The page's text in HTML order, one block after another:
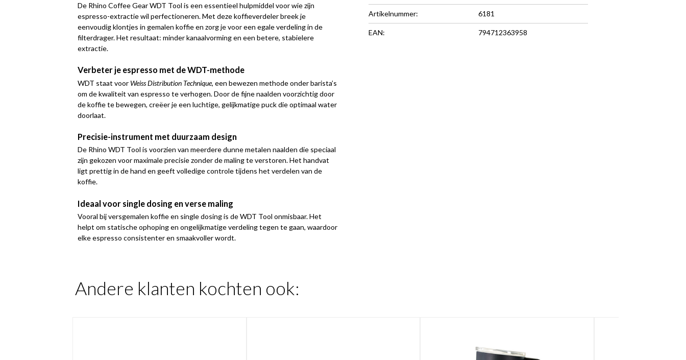
De Rhino Coffee Gear WDT Tool is een essentieel hulpmiddel voor wie zijn
espresso-extractie wil perfectioneren. Met deze koffieverdeler breek je
eenvoudig klontjes in gemalen koffie en zorg je voor een egale verdeling in de
filterdrager. Het resultaat: minder kanaalvorming en een betere, stabielere
extractie.
Verbeter je espresso met de WDT-methode
WDT staat voor Weiss Distribution Technique, een bewezen methode onder barista’s
om de kwaliteit van espresso te verhogen. Door de fijne naalden voorzichtig door
de koffie te bewegen, creëer je een luchtige, gelijkmatige puck die optimaal water
doorlaat.
Precisie-instrument met duurzaam design
De Rhino WDT Tool is voorzien van meerdere dunne metalen naalden die speciaal
zijn gekozen voor maximale precisie zonder de maling te verstoren. Het handvat
ligt prettig in de hand en geeft volledige controle tijdens het verdelen van de
koffie.
Ideaal voor single dosing en verse maling
Vooral bij versgemalen koffie en single dosing is de WDT Tool onmisbaar. Het
helpt om statische ophoping en ongelijkmatige verdeling tegen te gaan, waardoor
elke espresso consistenter en smaakvoller wordt.
Artikelnummer: 6181
EAN: 794712363958
Andere klanten kochten ook: